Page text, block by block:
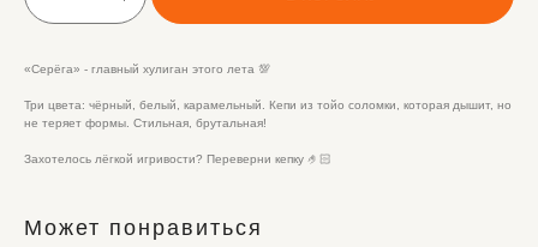
«Серёга» - главный хулиган этого лета 💯
Три цвета: чёрный, белый, карамельный. Кепи из тойо соломки, которая дышит, но
не теряет формы. Стильная, брутальная!
Захотелось лёгкой игривости? Переверни кепку 🤌🏻
Может понравиться